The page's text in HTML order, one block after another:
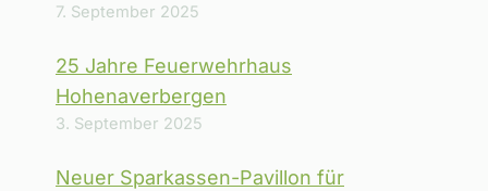
7. September 2025
25 Jahre Feuerwehrhaus
Hohenaverbergen
3. September 2025
Neuer Sparkassen-Pavillon für